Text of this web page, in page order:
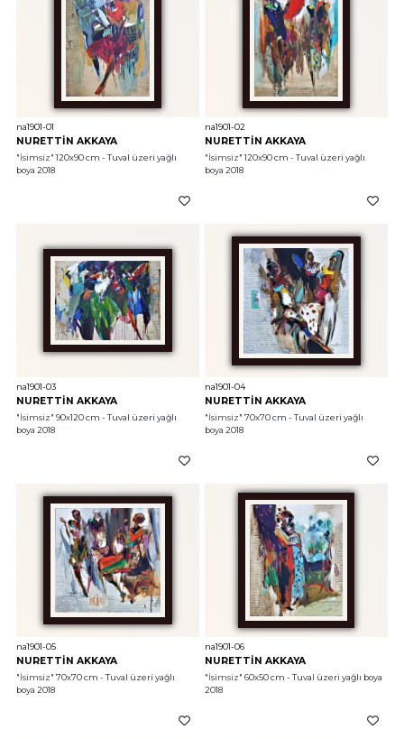
na1901-01
NURETTİN AKKAYA
"İsimsiz" 120x90 cm - Tuval üzeri yağlı
boya 2018
na1901-02
NURETTİN AKKAYA
"İsimsiz" 120x90 cm - Tuval üzeri yağlı
boya 2018
na1901-03
NURETTİN AKKAYA
"İsimsiz" 90x120 cm - Tuval üzeri yağlı
boya 2018
na1901-04
NURETTİN AKKAYA
"İsimsiz" 70x70 cm - Tuval üzeri yağlı
boya 2018
na1901-05
NURETTİN AKKAYA
"İsimsiz" 70x70 cm - Tuval üzeri yağlı
boya 2018
na1901-06
NURETTİN AKKAYA
"İsimsiz" 60x50 cm - Tuval üzeri yağlı boya
2018